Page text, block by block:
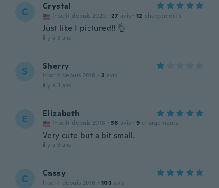
C Crystal
Inscrit depuis 2020 · 27 avis · 12 chargements
Just like I pictured!! 👌
il y a 3 ans
S Sherry
Inscrit depuis 2018 · 3 avis
il y a 3 ans
E Elizabeth
Inscrit depuis 2018 · 36 avis · 9 chargements
Very cute but a bit small.
il y a 3 ans
C Cassy
Inscrit depuis 2016 · 100 avis